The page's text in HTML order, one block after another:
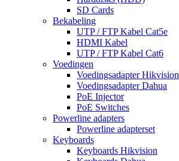
SD Cards
Bekabeling
UTP / FTP Kabel Cat5e
HDMI Kabel
UTP / FTP Kabel Cat6
Voedingen
Voedingsadapter Hikvision
Voedingsadapter Dahua
PoE Injector
PoE Switches
Powerline adapters
Powerline adapterset
Keyboards
Keyboards Hikvision